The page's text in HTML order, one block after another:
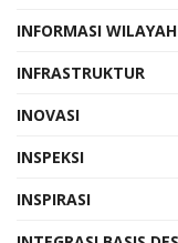
INFORMASI WILAYAH
INFRASTRUKTUR
INOVASI
INSPEKSI
INSPIRASI